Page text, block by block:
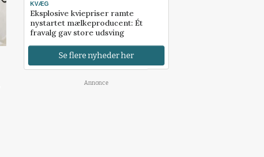
KVÆG
Eksplosive kviepriser ramte
nystartet mælkeproducent: Ét
fravalg gav store udsving
Se flere nyheder her
Annonce